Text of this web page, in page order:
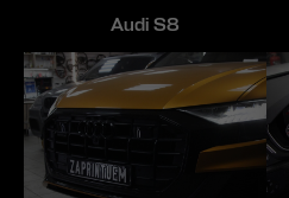
Audi S8